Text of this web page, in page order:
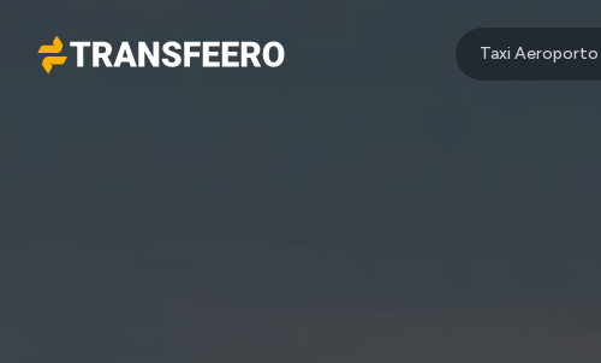
Transfeero
Taxi Aeroporto